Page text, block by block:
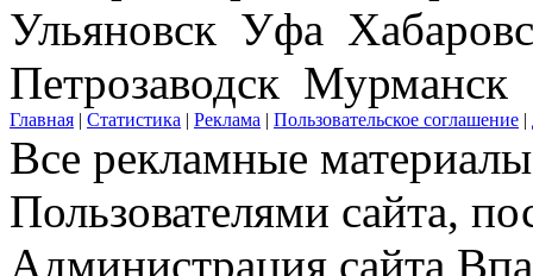
Ульяновск Уфа
Петрозаводск Мурманск
Главная | Статистика | Реклама | Пользовательское соглашение |
Все рекламные
Пользователями сайта,
Администрация сайта